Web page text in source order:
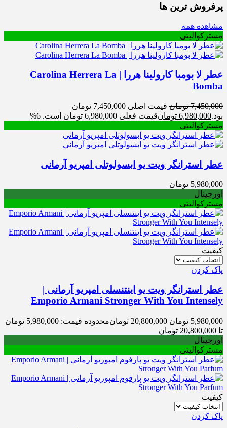
پرفروش ترین ها
مشاهده همه
مسترکوالیتی
عطر لا بومبا کارولینا هررا | Carolina Herrera La
Bomba
7,450,000 تومان
قیمت اصلی 7,450,000 تومان
بود.6,980,000 تومانقیمت فعلی 6,980,000 تومان است.
6%
مسترکوالیتی
عطر استرانگر ویت یو ابسولوتلی امپریو آرمانی
5,980,000 تومان
اورجینال
مسترکوالیتی
کیفیت
پاک کردن
عطر استرانگر ویت یو اینتنسلی امپریو آرمانی |
Emporio Armani Stronger With You Intensely
5,980,000 تومان 20,800,000 تومان
محدوده قیمت: 5,980,000 تومان
تا 20,800,000 تومان
اورجینال
مسترکوالیتی
کیفیت
پاک کردن